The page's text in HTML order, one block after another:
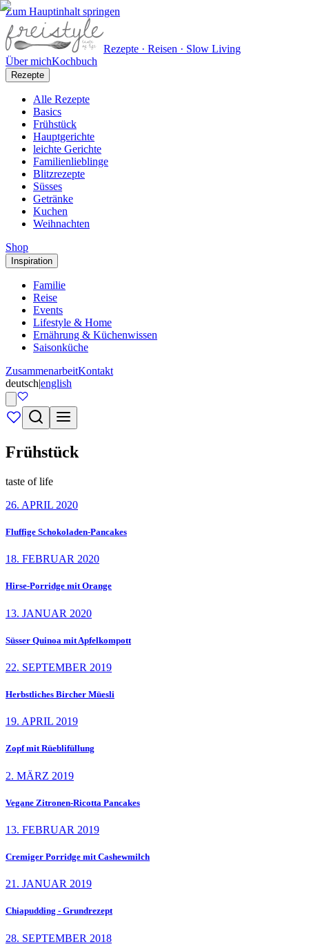
Zum Hauptinhalt springen
Rezepte · Reisen · Slow Living
Über michKochbuch
Rezepte
Alle Rezepte
Basics
Frühstück
Hauptgerichte
leichte Gerichte
Familienlieblinge
Blitzrezepte
Süsses
Getränke
Kuchen
Weihnachten
Shop
Inspiration
Familie
Reise
Events
Lifestyle & Home
Ernährung & Küchenwissen
Saisonküche
ZusammenarbeitKontakt
deutsch|english
Frühstück
taste of life
26. APRIL 2020
Fluffige Schokoladen-Pancakes
18. FEBRUAR 2020
Hirse-Porridge mit Orange
13. JANUAR 2020
Süsser Quinoa mit Apfelkompott
22. SEPTEMBER 2019
Herbstliches Bircher Müesli
19. APRIL 2019
Zopf mit Rüeblifüllung
2. MÄRZ 2019
Vegane Zitronen-Ricotta Pancakes
13. FEBRUAR 2019
Cremiger Porridge mit Cashewmilch
21. JANUAR 2019
Chiapudding - Grundrezept
28. SEPTEMBER 2018